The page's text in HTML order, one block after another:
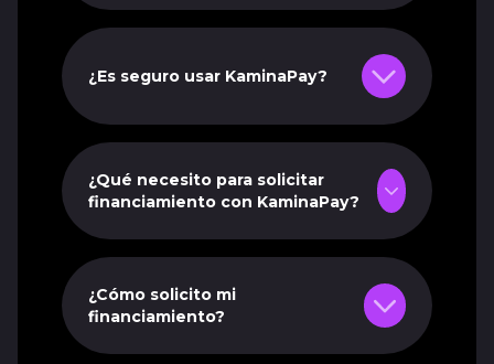
¿Es seguro usar KaminaPay?
¿Qué necesito para solicitar
financiamiento con KaminaPay?
¿Cómo solicito mi
financiamiento?